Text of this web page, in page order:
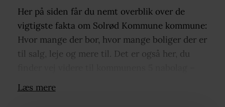
Her på siden får du nemt overblik over de
vigtigste fakta om Solrød Kommune kommune:
Hvor mange der bor, hvor mange boliger der er
til salg, leje og mere til. Det er også her, du
bare klik på dem oppe i kortet. Under hvert
Læs mere